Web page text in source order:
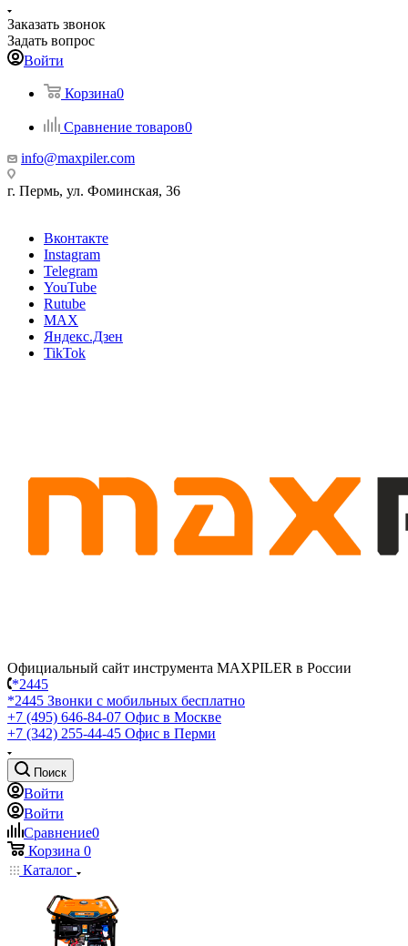
Заказать звонок
Задать вопрос
Войти
Корзина0
Сравнение товаров0
info@maxpiler.com
г. Пермь, ул. Фоминская, 36
Вконтакте
Instagram
Telegram
YouTube
Rutube
MAX
Яндекс.Дзен
TikTok
Официальный сайт инструмента MAXPILER в России
*2445
*2445 Звонки с мобильных бесплатно
+7 (495) 646-84-07 Офис в Москве
+7 (342) 255-44-45 Офис в Перми
Поиск
Войти
Войти
Сравнение0
Корзина 0
Каталог